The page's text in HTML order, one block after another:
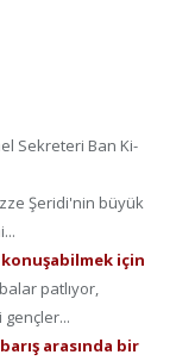
Sekreteri Ban Ki-
Şeridi'nin büyük
için
patlıyor,
gençler...
arasında bir